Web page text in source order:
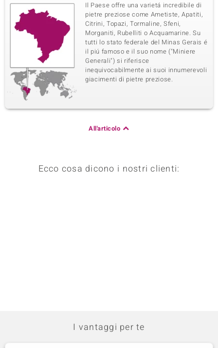
Il Paese offre una varietá incredibile di
pietre preziose come Ametiste, Apatiti,
Citrini, Topazi, Tormaline, Sfeni,
Morganiti, Rubelliti o Acquamarine. Su
tutti lo stato federale del Minas Gerais é
il piú famoso e il suo nome ("Miniere
Generali") si riferisce
inequivocabilmente ai suoi innumerevoli
giacimenti di pietre preziose.
All'articolo
Ecco cosa dicono i nostri clienti:
I vantaggi per te